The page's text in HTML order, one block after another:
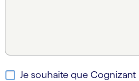
Je souhaite que